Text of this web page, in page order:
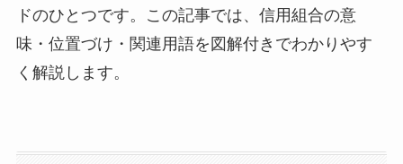
ドのひとつです。この記事では、信用組合の意
味・位置づけ・関連用語を図解付きでわかりやす
く解説します。